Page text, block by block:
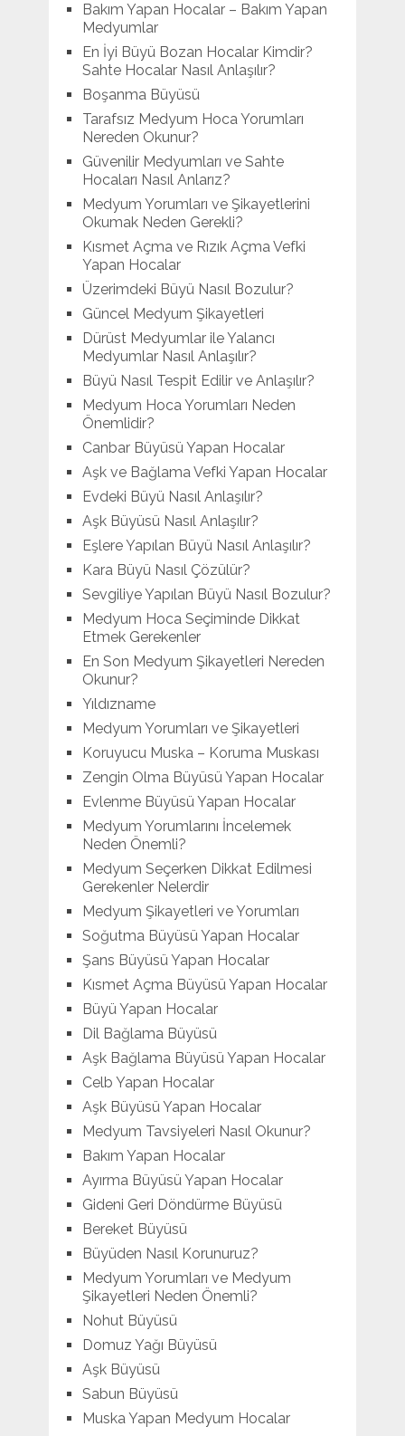
Bakım Yapan Hocalar – Bakım Yapan
Medyumlar
En İyi Büyü Bozan Hocalar Kimdir?
Sahte Hocalar Nasıl Anlaşılır?
Boşanma Büyüsü
Tarafsız Medyum Hoca Yorumları
Nereden Okunur?
Güvenilir Medyumları ve Sahte
Hocaları Nasıl Anlarız?
Medyum Yorumları ve Şikayetlerini
Okumak Neden Gerekli?
Kısmet Açma ve Rızık Açma Vefki
Yapan Hocalar
Üzerimdeki Büyü Nasıl Bozulur?
Güncel Medyum Şikayetleri
Dürüst Medyumlar ile Yalancı
Medyumlar Nasıl Anlaşılır?
Büyü Nasıl Tespit Edilir ve Anlaşılır?
Medyum Hoca Yorumları Neden
Önemlidir?
Canbar Büyüsü Yapan Hocalar
Aşk ve Bağlama Vefki Yapan Hocalar
Evdeki Büyü Nasıl Anlaşılır?
Aşk Büyüsü Nasıl Anlaşılır?
Eşlere Yapılan Büyü Nasıl Anlaşılır?
Kara Büyü Nasıl Çözülür?
Sevgiliye Yapılan Büyü Nasıl Bozulur?
Medyum Hoca Seçiminde Dikkat
Etmek Gerekenler
En Son Medyum Şikayetleri Nereden
Okunur?
Yıldızname
Medyum Yorumları ve Şikayetleri
Koruyucu Muska – Koruma Muskası
Zengin Olma Büyüsü Yapan Hocalar
Evlenme Büyüsü Yapan Hocalar
Medyum Yorumlarını İncelemek
Neden Önemli?
Medyum Seçerken Dikkat Edilmesi
Gerekenler Nelerdir
Medyum Şikayetleri ve Yorumları
Soğutma Büyüsü Yapan Hocalar
Şans Büyüsü Yapan Hocalar
Kısmet Açma Büyüsü Yapan Hocalar
Büyü Yapan Hocalar
Dil Bağlama Büyüsü
Aşk Bağlama Büyüsü Yapan Hocalar
Celb Yapan Hocalar
Aşk Büyüsü Yapan Hocalar
Medyum Tavsiyeleri Nasıl Okunur?
Bakım Yapan Hocalar
Ayırma Büyüsü Yapan Hocalar
Gideni Geri Döndürme Büyüsü
Bereket Büyüsü
Büyüden Nasıl Korunuruz?
Medyum Yorumları ve Medyum
Şikayetleri Neden Önemli?
Nohut Büyüsü
Domuz Yağı Büyüsü
Aşk Büyüsü
Sabun Büyüsü
Muska Yapan Medyum Hocalar